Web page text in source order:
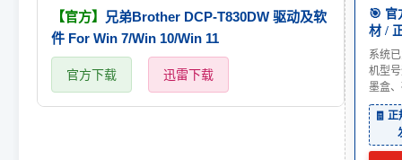
【官方】
兄弟Brother DCP-T830DW 驱动及软
件 For Win 7/Win 10/Win 11
官方下载 迅雷下载
🎯 官
材 /
系统
机型
墨盒
🧾